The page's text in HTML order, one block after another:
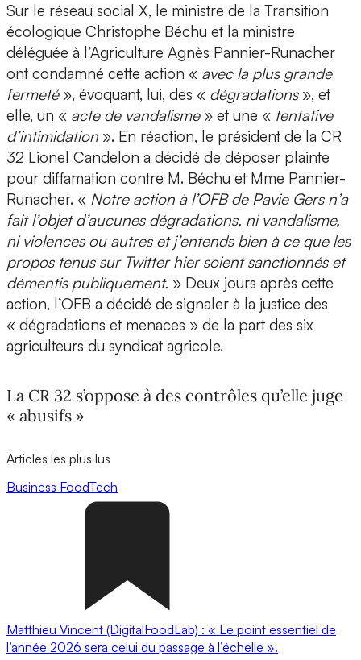
Sur le réseau social X, le ministre de la Transition
écologique Christophe Béchu et la ministre
déléguée à l’Agriculture Agnès Pannier-Runacher
ont condamné cette action « avec la plus grande
fermeté», évoquant, lui, des « dégradations», et
elle, un « acte de vandalisme» et une « tentative
d’intimidation ». En réaction, le président de la CR
32 Lionel Candelon a décidé de déposer plainte
pour diffamation contre M. Béchu et Mme Pannier-
Runacher. « Notre action à l’OFB de Pavie Gers n’a
fait l’objet d’aucunes dégradations, ni vandalisme,
ni violences ou autres et j’entends bien à ce que les
propos tenus sur Twitter hier soient sanctionnés et
démentis publiquement. » Deux jours après cette
action, l’OFB a décidé de signaler à la justice des
« dégradations et menaces » de la part des six
agriculteurs du syndicat agricole.
La CR 32 s’oppose à des contrôles qu’elle juge
« abusifs »
Articles les plus lus
Business FoodTech
Matthieu Vincent (DigitalFoodLab) : « Le point essentiel de
l’année 2026 sera celui du passage à l’échelle ».